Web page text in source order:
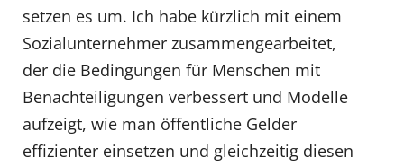
setzen es um. Ich habe kürzlich mit einem
Sozialunternehmer zusammengearbeitet,
der die Bedingungen für Menschen mit
Benachteiligungen verbessert und Modelle
aufzeigt, wie man öffentliche Gelder
effizienter einsetzen und gleichzeitig diesen